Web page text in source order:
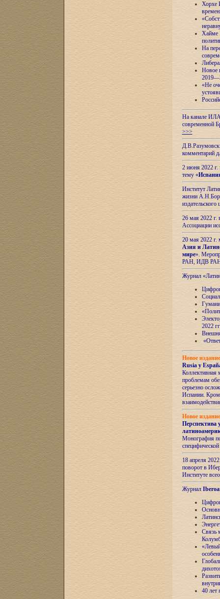
Хорхе
Хайме
На
Новое
«Не
На канале ИЛА
современной
>>>
комментарий
2 июня 2022 г.
тему «
Институт
жизни
26 мая 2022
Ассоциации
20 мая 2022
Азия и
мире».
РАН, ИДВ
Журнал
2022
Новое
Rusia y
Коллективная
проблемам
серьезно
Испании.
Новое
Перспектива
Монография
18 апреля
поворот в
Институте
Журнал
Связь
40 лет